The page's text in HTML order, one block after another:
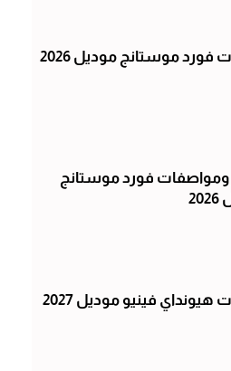
فورد موستانج موديل 2026
فورد موستانج
هيونداي فينيو موديل 2027